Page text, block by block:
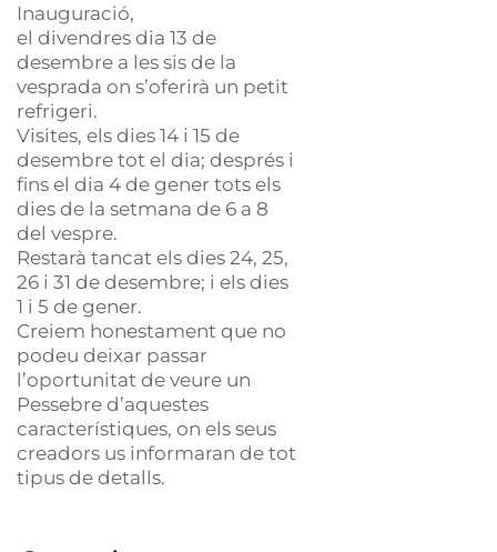
Inauguració,
el divendresdia 13 de
desembre a les sis de la
vesprada on s’oferirà un petit
refrigeri.
Visites, els dies 14 i 15 de
desembretot el dia; després i
fins el dia 4 de genertots els
dies de la setmana de 6 a 8
del vespre.
Restarà tancat els dies 24, 25,
26 i 31 de desembre; i els dies
1 i 5 de gener.
Creiem honestament que no
podeu deixar passar
l’oportunitat de veure un
Pessebre d’aquestes
característiques, on els seus
creadors us informaran de tot
tipus de detalls.